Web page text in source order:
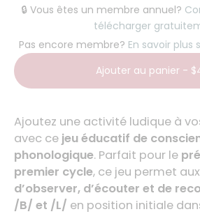
🔒 Vous êtes un membre annuel?
télécharger
Pas encore membre? En savoir
Ajouter au panier -
Ajoutez une activité ludique à
avec ce jeu éducatif de
phonologique. Parfait pour le
premier cycle, ce jeu permet
d’observer, d’écouter et de
/B/ et /L/ en position initiale